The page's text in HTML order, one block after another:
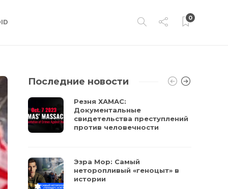
0
Последние новости
Резня ХАМАС:
Документальные
свидетельства преступлений
против человечности
Эзра Мор: Самый
неторопливый «геноцыт» в
истории